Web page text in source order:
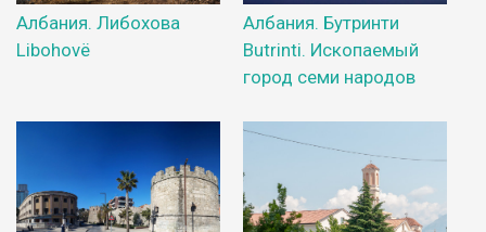
Албания. Либохова
Libohovë
Албания. Бутринти
Butrinti. Ископаемый
город семи народов